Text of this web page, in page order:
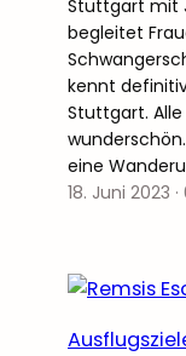
Stuttgart mit
begleitet
kennt
Stuttgart.
eine
18. Juni 2023 ·